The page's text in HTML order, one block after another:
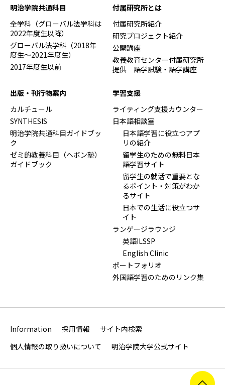
明治学院共通科目
全学科（グローバル法学科は
2022年度生以降）
グローバル法学科（2018年
度生～2021年度生）
2017年度生以前
付属研究所とは
付属研究所紹介
研究プロジェクト紹介
公開講座
教養教育センター付属研究所
提供 語学試験・語学講座
出版・刊行物案内
カルチュール
SYNTHESIS
明治学院共通科目ガイドブッ
ク
ゼミ的教養科目（ヘボン塾）
ガイドブック
学習支援
ライティング支援カウンター
日本語相談室
日本語学習に役立つアプ
リの紹介
留学生のための無料日本
語学習サイト
留学生の就活で重要とな
るポイント・対策がわか
るサイト
日本での生活に役立つサ
イト
ランゲージラウンジ
英語ILSSP
English Clinic
ポートフォリオ
外国語学習のためのリンク集
Information 採用情報
サイト内検索
個人情報の取り扱いについて
明治学院大学公式サイト